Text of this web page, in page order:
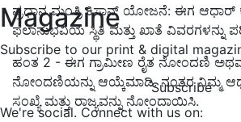
Magazine
Subscribe to our print & digital
Subscribe
We're social. Connect with us on:
ಪ್ರಧಾನ ಮಂತ್ರಿ ಕಿಸಾನ್ ಯೋಜನೆ: ಈಗ ಆಧಾರ್
ಫಲಾನುಭವಿಯ ಸ್ಥಿತಿ ಮತ್ತು ಖಾತೆ ವಿವರಗಳನ್ನು
ಹಂತ 2 - ಈಗ ಗ್ರಾಮೀಣ ರೈತ ನೋಂದಣಿ
ನೋಂದಣಿಯನ್ನು ಆಯ್ಕೆಮಾಡಿ. ನಂತರ ನಿಮ್ಮ
ಸಂಖ್ಯೆ ಮತ್ತು ರಾಜ್ಯವನ್ನು ನೋಂದಾಯಿಸಿ.